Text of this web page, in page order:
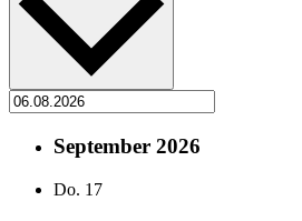
September 2026
Do. 17